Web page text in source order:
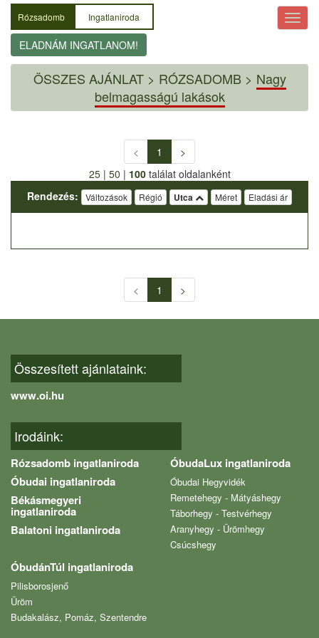
Rózsadomb Ingatlaniroda
ELADNÁM INGATLANOM!
ÖSSZES AJÁNLAT> RÓZSADOMB > Nagy
belmagasságú lakások
< 1
>
25| 50 | 100találat oldalanként
Rendezés:
Változások Régió Utca Méret Eladási ár
< 1 >
Összesített ajánlataink:
www.oi.hu
Irodáink:
Rózsadomb ingatlaniroda
Óbudai ingatlaniroda
Békásmegyeri
ingatlaniroda
Balatoni ingatlaniroda
ÓbudaLux ingatlaniroda
Óbudai Hegyvidék
Remetehegy - Mátyáshegy
Táborhegy - Testvérhegy
Aranyhegy - Ürömhegy
Csúcshegy
ÓbudánTúl ingatlaniroda
Pilisborosjenő
Üröm
Budakalász, Pomáz, Szentendre